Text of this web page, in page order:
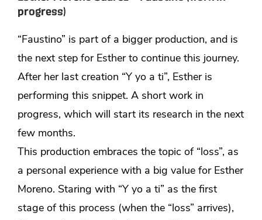
progress)
“Faustino” is part of a bigger production, and is
the next step for Esther to continue this journey.
After her last creation “Y yo a ti”, Esther is
performing this snippet. A short work in
progress, which will start its research in the next
few months.
This production embraces the topic of “loss”, as
a personal experience with a big value for Esther
Moreno. Staring with “Y yo a ti” as the first
stage of this process (when the “loss” arrives),